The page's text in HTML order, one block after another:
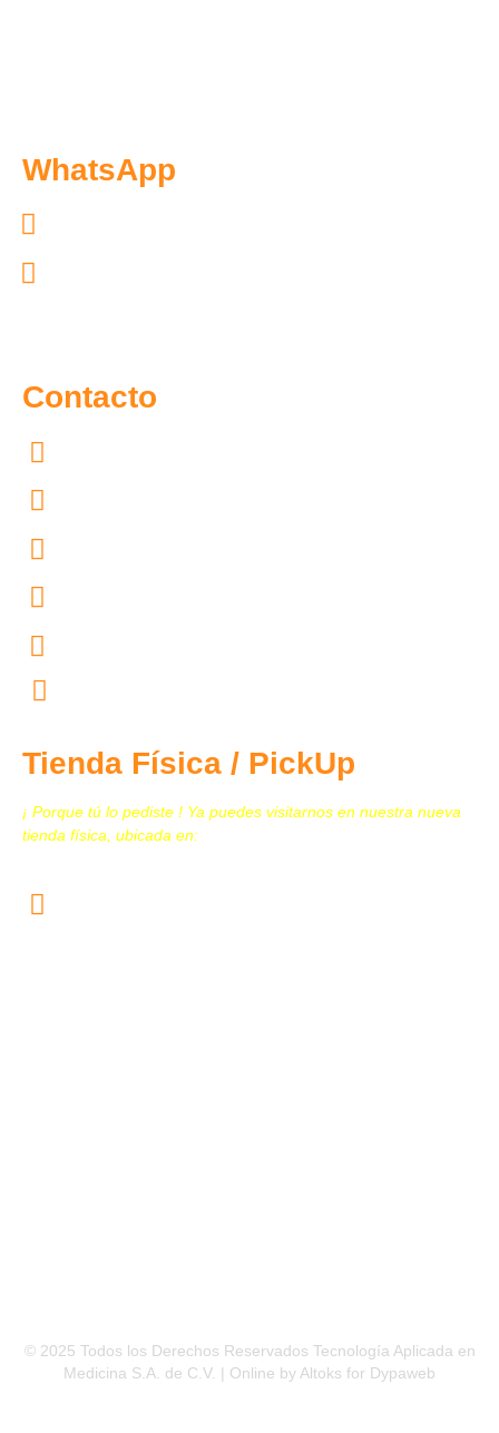
WhatsApp
Contacto
Tienda Física / PickUp
¡ Porque tú lo pediste ! Ya puedes visitarnos en nuestra nueva
tienda física, ubicada en:
© 2025 Todos los Derechos Reservados Tecnología Aplicada en
Medicina S.A. de C.V. | Online by Altoks for Dypaweb